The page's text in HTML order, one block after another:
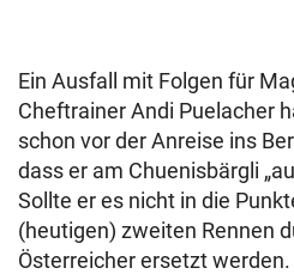
Ein Ausfall mit Folgen für
Cheftrainer Andi Puelacher
schon vor der Anreise ins
dass er am Chuenisbärgli
Sollte er es nicht in die
(heutigen) zweiten Rennen
Österreicher ersetzt